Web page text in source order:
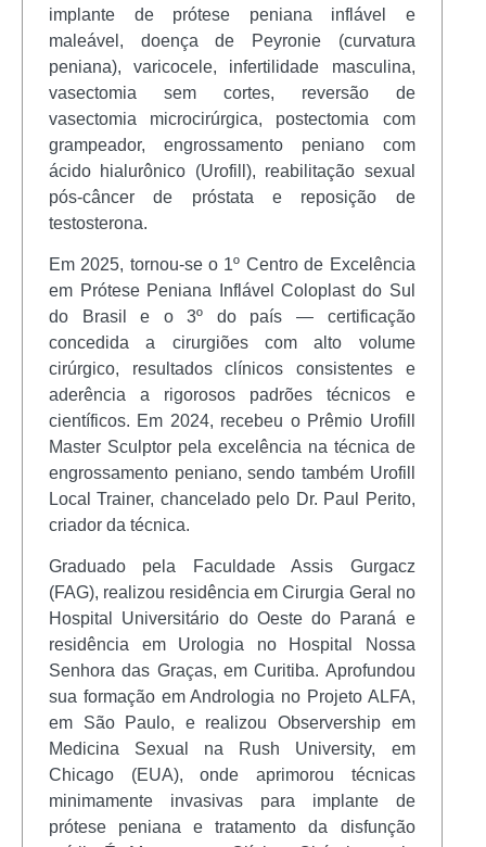
implante de prótese peniana inflável e
maleável, doença de Peyronie (curvatura
peniana), varicocele, infertilidade masculina,
vasectomia sem cortes, reversão de
vasectomia microcirúrgica, postectomia com
grampeador, engrossamento peniano com
ácido hialurônico (Urofill), reabilitação sexual
pós-câncer de próstata e reposição de
testosterona.
Em 2025, tornou-se o 1º Centro de Excelência
em Prótese Peniana Inflável Coloplast do Sul
do Brasil e o 3º do país — certificação
concedida a cirurgiões com alto volume
cirúrgico, resultados clínicos consistentes e
aderência a rigorosos padrões técnicos e
científicos. Em 2024, recebeu o Prêmio Urofill
Master Sculptor pela excelência na técnica de
engrossamento peniano, sendo também Urofill
Local Trainer, chancelado pelo Dr. Paul Perito,
criador da técnica.
Graduado pela Faculdade Assis Gurgacz
(FAG), realizou residência em Cirurgia Geral no
Hospital Universitário do Oeste do Paraná e
residência em Urologia no Hospital Nossa
Senhora das Graças, em Curitiba. Aprofundou
sua formação em Andrologia no Projeto ALFA,
em São Paulo, e realizou Observership em
Medicina Sexual na Rush University, em
Chicago (EUA), onde aprimorou técnicas
minimamente invasivas para implante de
prótese peniana e tratamento da disfunção